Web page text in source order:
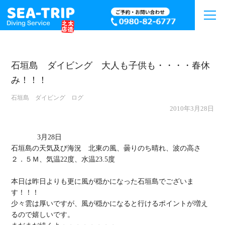
石垣島 ダイビング 大人も子供も・・・・春休
み！！！
石垣島 ダイビング ログ
2010年3月28日
             3月28日
石垣島の天気及び海況　北東の風、曇りのち晴れ、波の高さ
２．５Ｍ、気温22度、水温23.5度
本日は昨日よりも更に風が穏かになった石垣島でございま
す！！！
少々雲は厚いですが、風が穏かになると行けるポイントが増え
るので嬉しいです。